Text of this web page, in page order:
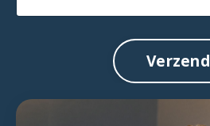
Verzend